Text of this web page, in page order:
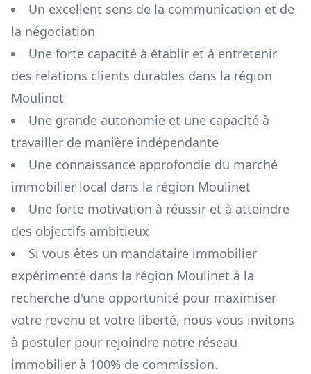
Un excellent sens de la communication et de
la négociation
Une forte capacité à établir et à entretenir
des relations clients durables dans la région
Moulinet
Une grande autonomie et une capacité à
travailler de manière indépendante
Une connaissance approfondie du marché
immobilier local dans la région Moulinet
Une forte motivation à réussir et à atteindre
des objectifs ambitieux
Si vous êtes un mandataire immobilier
expérimenté dans la région Moulinet à la
recherche d'une opportunité pour maximiser
votre revenu et votre liberté, nous vous invitons
à postuler pour rejoindre notre réseau
immobilier à 100% de commission.